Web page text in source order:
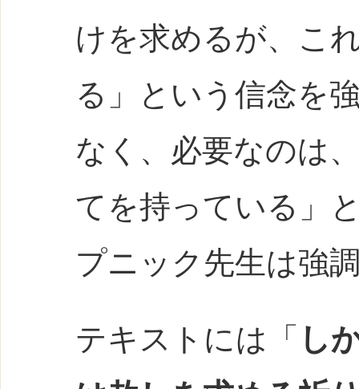
けを求めるが、こ
る」という信念を
なく、必要なのは
てを持っている」
プニック先生は強
テキストには「 し